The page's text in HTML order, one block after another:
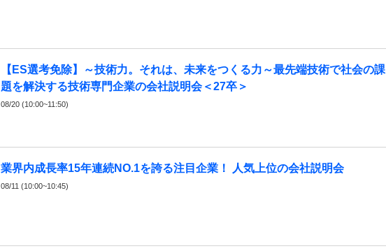
【ES選考免除】～技術力。それは、未来をつくる力～最先端技術で社会の課
題を解決する技術専門企業の会社説明会＜27卒＞
08/20 (10:00~11:50)
業界内成長率15年連続NO.1を誇る注目企業！ 人気上位の会社説明会
08/11 (10:00~10:45)